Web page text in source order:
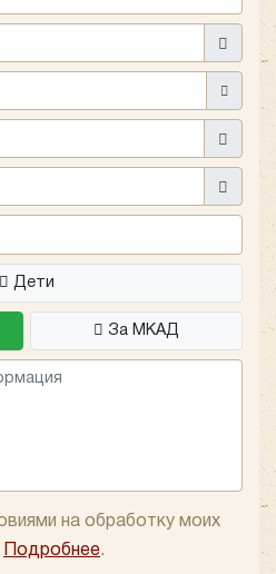
дата торжества и место
с нами. Чтобы заказать
торжества, оставьте
а об остальном
Мы согласуем с вами
и подготовим расчет по
во сколько
при помощи
нашем сайте.
Дети
За МКАД
на обработку моих
Подробнее.